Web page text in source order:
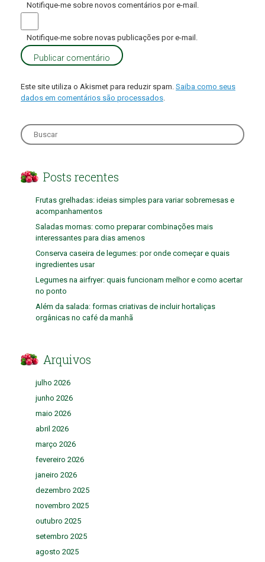
Notifique-me sobre novos comentários por e-mail.
Notifique-me sobre novas publicações por e-mail.
Este site utiliza o Akismet para reduzir spam. Saiba como seus
dados em comentários são processados.
Search
for:
Posts recentes
Frutas grelhadas: ideias simples para variar sobremesas e
acompanhamentos
Saladas mornas: como preparar combinações mais
interessantes para dias amenos
Conserva caseira de legumes: por onde começar e quais
ingredientes usar
Legumes na airfryer: quais funcionam melhor e como acertar
no ponto
Além da salada: formas criativas de incluir hortaliças
orgânicas no café da manhã
Arquivos
julho 2026
junho 2026
maio 2026
abril 2026
março 2026
fevereiro 2026
janeiro 2026
dezembro 2025
novembro 2025
outubro 2025
setembro 2025
agosto 2025